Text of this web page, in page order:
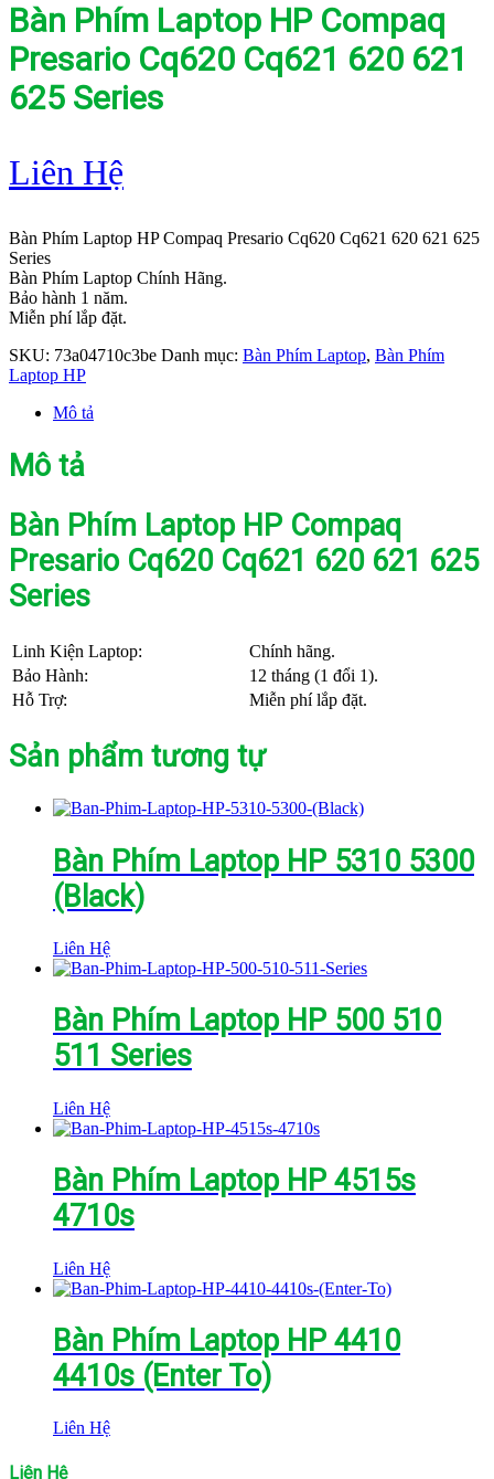
Bàn Phím Laptop HP Compaq
Presario Cq620 Cq621 620 621
625 Series
Liên Hệ
Bàn Phím Laptop HP Compaq Presario Cq620 Cq621 620 621 625
Series
Bàn Phím Laptop Chính Hãng.
Bảo hành 1 năm.
Miễn phí lắp đặt.
SKU: 73a04710c3be Danh mục: Bàn Phím Laptop, Bàn Phím
Laptop HP
Mô tả
Mô tả
Bàn Phím Laptop HP Compaq
Presario Cq620 Cq621 620 621 625
Series
Linh Kiện Laptop:
Chính hãng.
Bảo Hành:
12 tháng (1 đổi 1).
Hỗ Trợ:
Miễn phí lắp đặt.
Sản phẩm tương tự
Bàn Phím Laptop HP 5310 5300
(Black)
Liên Hệ
Bàn Phím Laptop HP 500 510
511 Series
Liên Hệ
Bàn Phím Laptop HP 4515s
4710s
Liên Hệ
Bàn Phím Laptop HP 4410
4410s (Enter To)
Liên Hệ
Liên Hệ